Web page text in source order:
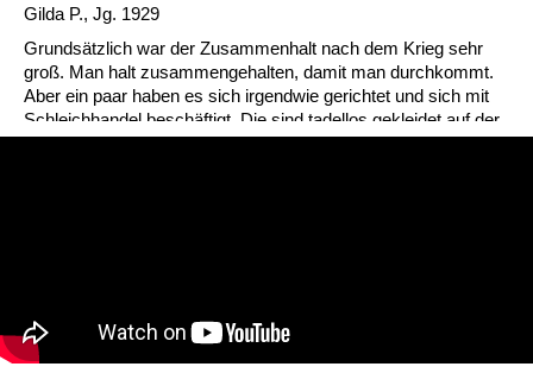
Gilda P., Jg. 1929
Grundsätzlich war der Zusammenhalt nach dem Krieg sehr
groß. Man halt zusammengehalten, damit man durchkommt.
Aber ein paar haben es sich irgendwie gerichtet und sich mit
Schleichhandel beschäftigt. Die sind tadellos gekleidet auf der
Sachen geholt. So hat der Schwarzhandel funktioniert.